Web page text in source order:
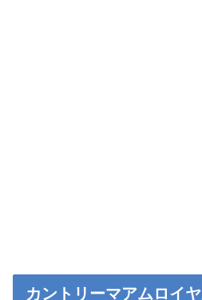
カントリーマアムロイ